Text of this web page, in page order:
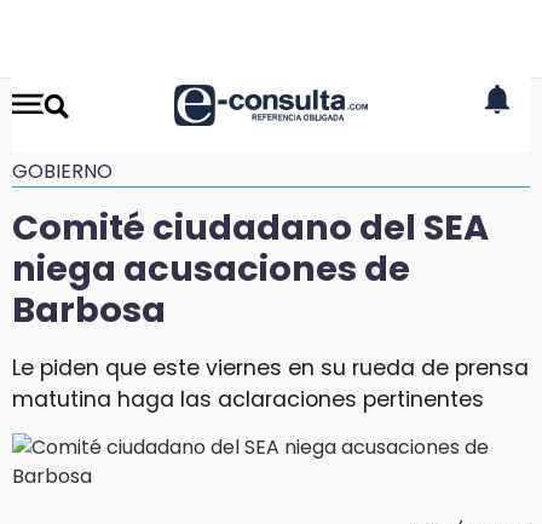
GOBIERNO
Comité ciudadano del SEA
niega acusaciones de
Barbosa
Le piden que este viernes en su rueda de prensa
matutina haga las aclaraciones pertinentes